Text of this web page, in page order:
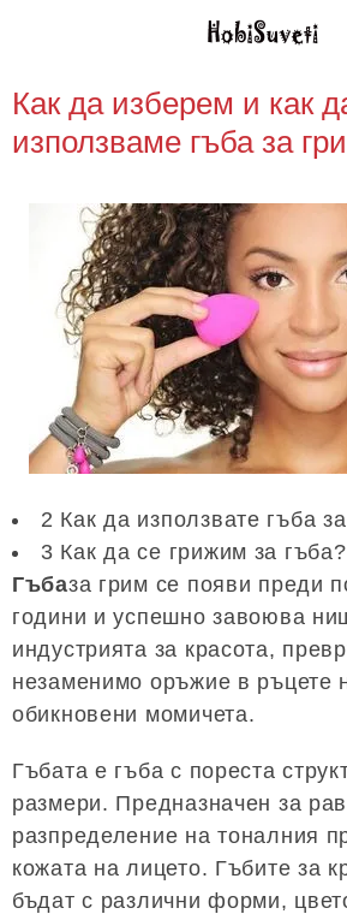
Как да изберем и как
използваме гъба за
2 Как да използвате гъба
3 Как да се грижим за гъба?
Гъбаза грим се появи преди
години и успешно завоюва
индустрията за красота,
незаменимо оръжие в ръцете
обикновени момичета.
Гъбата е гъба с пореста
размери. Предназначен за
разпределение на тоналния
кожата на лицето. Гъбите за
бъдат с различни форми,